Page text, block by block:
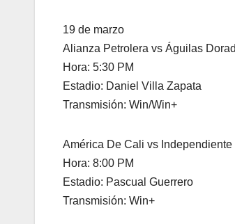
19 de marzo
Alianza Petrolera vs Águilas
Hora: 5:30 PM
Estadio: Daniel Villa Zapata
Transmisión: Win/Win+
América De Cali vs Independiente
Hora: 8:00 PM
Estadio: Pascual Guerrero
Transmisión: Win+